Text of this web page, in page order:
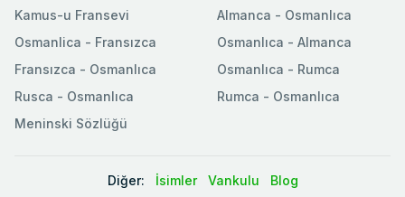
Kamus-u Fransevi
Osmanlica - Fransızca
Fransızca - Osmanlıca
Rusca - Osmanlıca
Meninski Sözlüğü
Almanca - Osmanlıca
Osmanlıca - Almanca
Osmanlıca - Rumca
Rumca - Osmanlıca
Diğer: İsimler Vankulu Blog